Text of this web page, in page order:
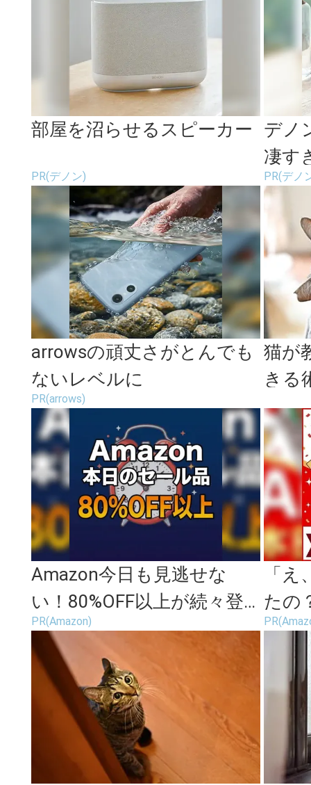
部屋を沼らせるスピーカー
PR(デノン)
デノ
凄す
PR(デノ
arrowsの頑丈さがとんでも
ないレベルに
PR(arrows)
猫が
きる
本裕
Amazon今日も見逃せな
い！80%OFF以上が続々登
場
PR(Amazon)
「
たの
続々
が...